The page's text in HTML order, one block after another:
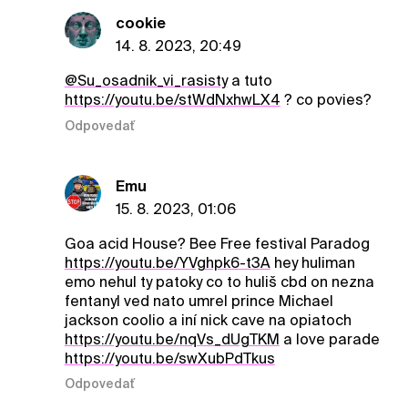
cookie
14. 8. 2023, 20:49
@Su_osadnik_vi_rasistya tuto
https://youtu.be/stWdNxhwLX4 ? co povies?
Odpovedať
Emu
15. 8. 2023, 01:06
Goa acid House? Bee Free festival Paradog
https://youtu.be/YVghpk6-t3Ahey huliman
emo nehul ty patoky co to huliš cbd on nezna
fentanyl ved nato umrel prince Michael
jackson coolio a iní nick cave na opiatoch
https://youtu.be/nqVs_dUgTKM a love parade
https://youtu.be/swXubPdTkus
Odpovedať